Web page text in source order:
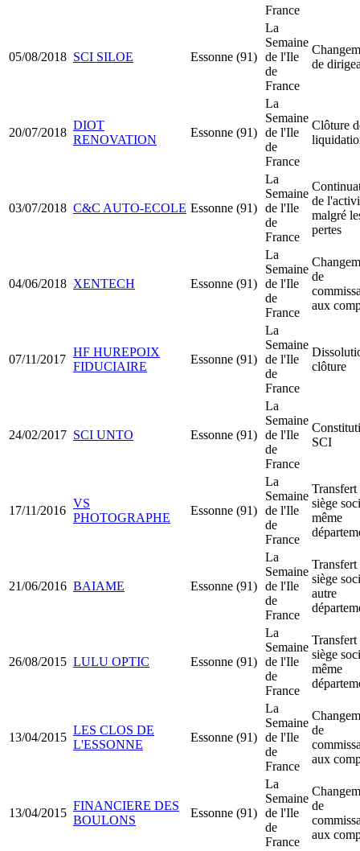
France
05/08/2018 SCI SILOE Essonne (91)
La
Semaine
de l'Ile
de
France
de
20/07/2018
DIOT
RENOVATION
Essonne (91)
La
Semaine
de l'Ile
de
France
Clôture
03/07/2018 C&C AUTO-ECOLE Essonne (91)
La
Semaine
de l'Ile
de
France
de
malgré
pertes
04/06/2018 XENTECH Essonne (91)
La
Semaine
de l'Ile
de
France
de
aux
07/11/2017
HF HUREPOIX
FIDUCIAIRE
Essonne (91)
La
Semaine
de l'Ile
de
France
clôture
24/02/2017 SCI UNTO Essonne (91)
La
Semaine
de l'Ile
de
France
SCI
17/11/2016
VS
PHOTOGRAPHE
Essonne (91)
La
Semaine
de l'Ile
de
France
Transfert
siège
même
21/06/2016 BAIAME Essonne (91)
La
Semaine
de l'Ile
de
France
Transfert
siège
autre
26/08/2015 LULU OPTIC Essonne (91)
La
Semaine
de l'Ile
de
France
Transfert
siège
même
13/04/2015
LES CLOS DE
L'ESSONNE
Essonne (91)
La
Semaine
de l'Ile
de
France
de
aux
13/04/2015
FINANCIERE DES
BOULONS
Essonne (91)
La
Semaine
de l'Ile
de
France
de
aux